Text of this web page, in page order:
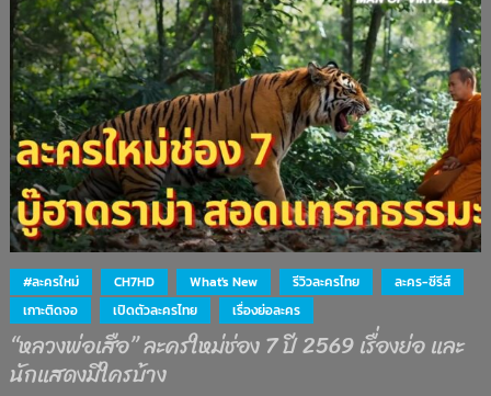
#ละครใหม่ CH7HD What's New รีวิวละครไทย
ละคร-ซีรีส์
เกาะติดจอ
เปิดตัวละครไทย เรื่องย่อละคร
“หลวงพ่อเสือ” ละครใหม่ช่อง 7 ปี 2569 เรื่องย่อ และ
นักแสดงมีใครบ้าง